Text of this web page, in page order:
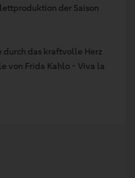
der Saison
durch das kraftvolle Herz
von Frida Kahlo - Viva la